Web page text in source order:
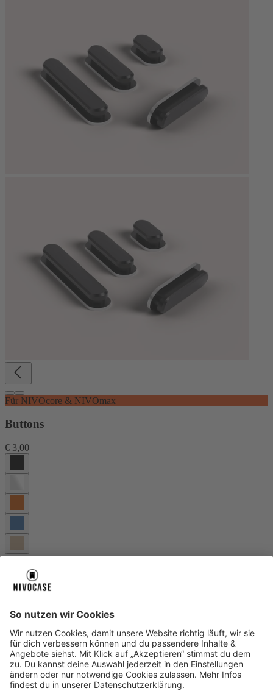
Für NIVOcore & NIVOmax
Buttons
€ 3,00
Wechselbare Knöpfe aus hochwertigem Aluminium für NIVOcore
und NIVOmax.
Mehr Infos
Über uns Über uns
About NIVOCASE NIVOCASE Test Lab Schreib uns
Sicher bezahlen
Sicher bezahlen